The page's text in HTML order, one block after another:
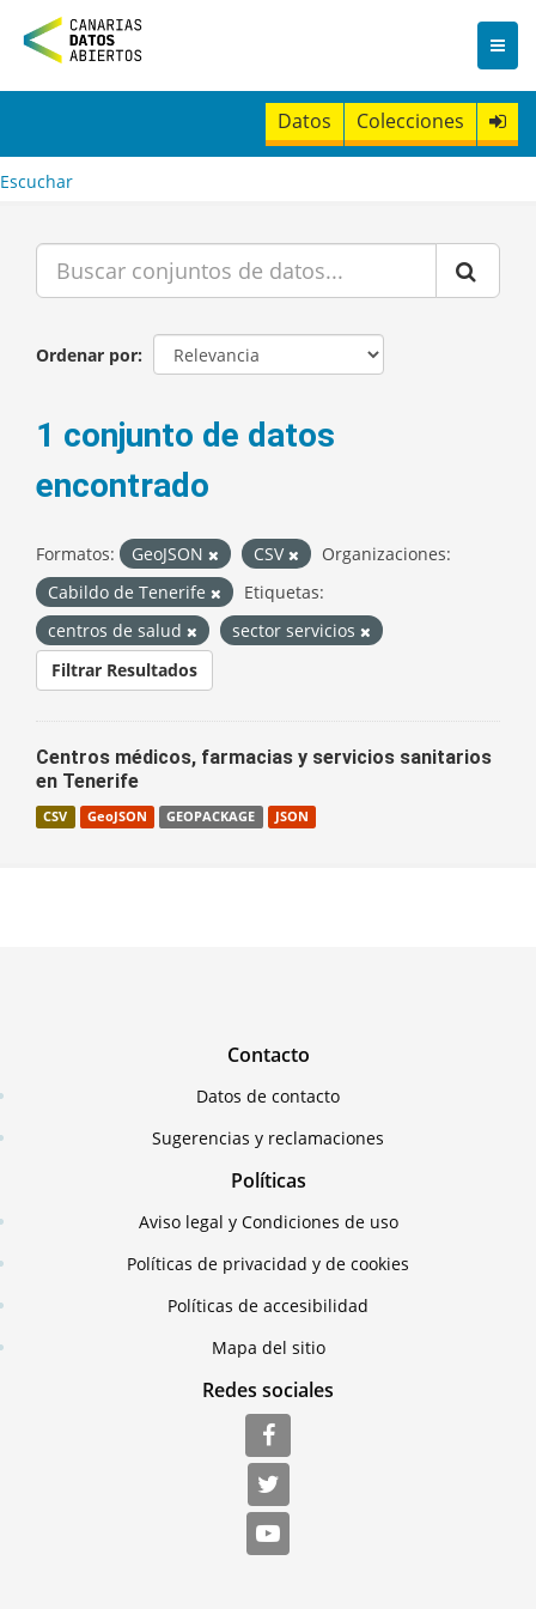
n
t
Datos Colecciones
Escuchar
Ordenar por
1 conjunto de datos
encontrado
Formatos: GeoJSON CSV
Organizaciones:
Cabildo de Tenerife
Etiquetas:
centros de salud
sector servicios
Filtrar Resultados
Centros médicos, farmacias y servicios sanitarios
en Tenerife
CSV GeoJSON GEOPACKAGE JSON
Contacto
Datos de contacto
Sugerencias y reclamaciones
Políticas
Aviso legal y Condiciones de uso
Políticas de privacidad y de cookies
Políticas de accesibilidad
Mapa del sitio
Redes sociales